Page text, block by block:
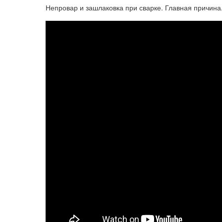
Непровар и зашлаковка при сварке. Главная